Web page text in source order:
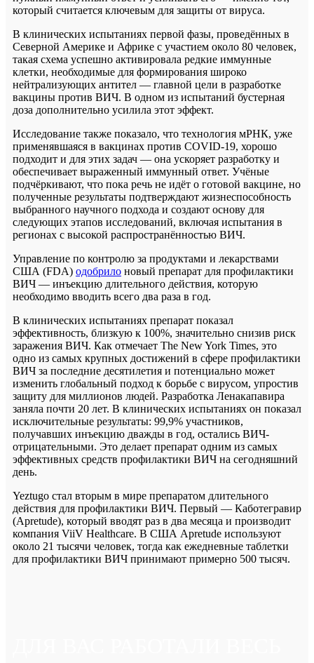
который считается ключевым для защиты от вируса.
В клинических испытаниях первой фазы, проведённых в
Северной Америке и Африке с участием около 80 человек,
такая схема успешно активировала редкие иммунные
клетки, необходимые для формирования широко
нейтрализующих антител — главной цели в разработке
вакцины против ВИЧ. В одном из испытаний бустерная
доза дополнительно усилила этот эффект.
Исследование также показало, что технология мРНК, уже
применявшаяся в вакцинах против COVID-19, хорошо
подходит и для этих задач — она ускоряет разработку и
обеспечивает выраженный иммунный ответ. Учёные
подчёркивают, что пока речь не идёт о готовой вакцине, но
полученные результаты подтверждают жизнеспособность
выбранного научного подхода и создают основу для
следующих этапов исследований, включая испытания в
регионах с высокой распространённостью ВИЧ.
Управление по контролю за продуктами и лекарствами
США (FDA) одобрило новый препарат для профилактики
ВИЧ — инъекцию длительного действия, которую
необходимо вводить всего два раза в год.
В клинических испытаниях препарат показал
эффективность, близкую к 100%, значительно снизив риск
заражения ВИЧ. Как отмечает The New York Times, это
одно из самых крупных достижений в сфере профилактики
ВИЧ за последние десятилетия и потенциально может
изменить глобальный подход к борьбе с вирусом, упростив
защиту для миллионов людей. Разработка Ленакапавира
заняла почти 20 лет. В клинических испытаниях он показал
исключительные результаты: 99,9% участников,
получавших инъекцию дважды в год, остались ВИЧ-
отрицательными. Это делает препарат одним из самых
эффективных средств профилактики ВИЧ на сегодняшний
день.
Yeztugo стал вторым в мире препаратом длительного
действия для профилактики ВИЧ. Первый — Каботегравир
(Apretude), который вводят раз в два месяца и производит
компания ViiV Healthcare. В США Apretude используют
около 21 тысячи человек, тогда как ежедневные таблетки
для профилактики ВИЧ принимают примерно 500 тысяч.